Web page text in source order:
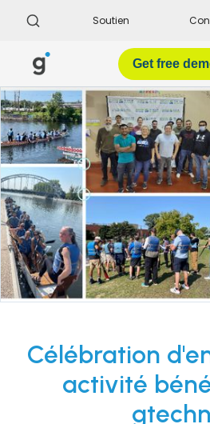
Soutien
Get free
Célébration
activité